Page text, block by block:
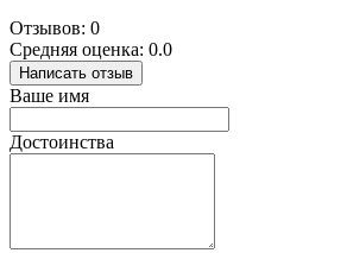
Отзывов: 0
Средняя оценка: 0.0
Написать отзыв
Ваше имя
Достоинства